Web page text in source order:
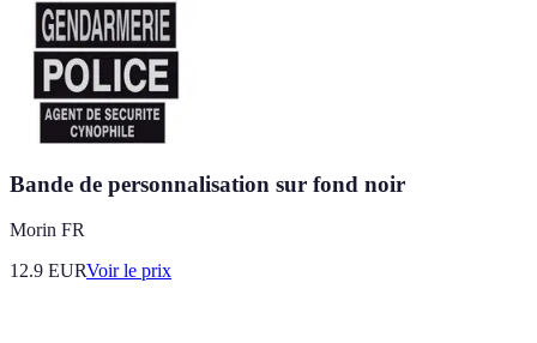
Bande de personnalisation sur fond noir
Morin FR
12.9 EURVoir le prix